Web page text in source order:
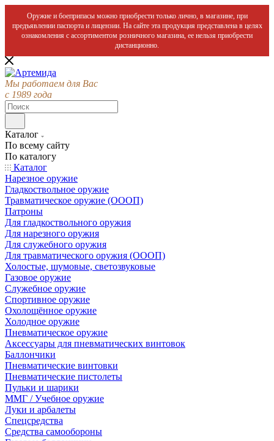
Оружие и боеприпасы можно приобрести только лично, в магазине, при
предъявлении паспорта и лицензии. На сайте эта продукция представлена в целях
ознакомления с ассортиментом розничного магазина, ее нельзя приобрести
дистанционно.
Мы работаем для Вас
с 1989 года
Каталог
По всему сайту
По каталогу
Каталог
Нарезное оружие
Гладкоствольное оружие
Травматическое оружие (ОООП)
Патроны
Для гладкоствольного оружия
Для нарезного оружия
Для служебного оружия
Для травматического оружия (ОООП)
Холостые, шумовые, светозвуковые
Газовое оружие
Служебное оружие
Спортивное оружие
Охолощённое оружие
Холодное оружие
Пневматическое оружие
Аксессуары для пневматических винтовок
Баллончики
Пневматические винтовки
Пневматические пистолеты
Пульки и шарики
ММГ / Учебное оружие
Луки и арбалеты
Спецсредства
Средства самообороны